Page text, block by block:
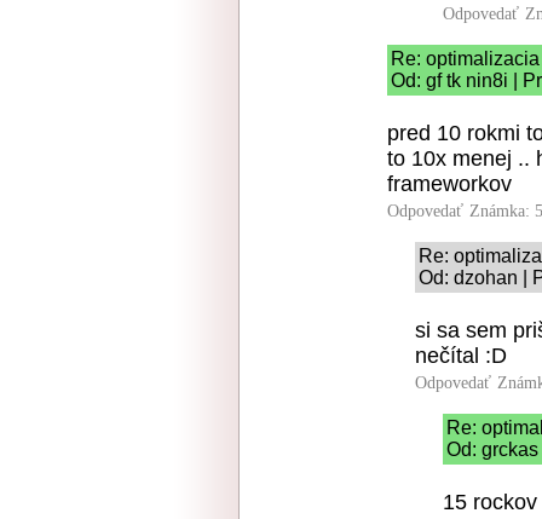
Odpovedať
Re: optimalizacia
Od: gf tk nin8i |
pred 10 rokmi
to 10x menej ..
frameworkov
Odpovedať Známka:
Re:
Od: dzohan |
si sa sem
nečítal :D
Odpovedať
Re:
Od:
15